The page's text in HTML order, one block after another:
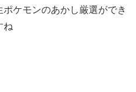
ケモンのあかし厳選ができ
ね